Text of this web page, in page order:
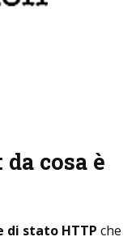
cosa è
di stato HTTP che